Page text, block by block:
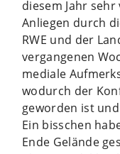
diesem Jahr
Anliegen durch
RWE und der
vergangenen
mediale
wodurch der
geworden ist
Ein bisschen
Ende Gelände